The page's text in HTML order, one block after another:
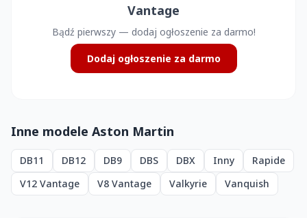
Vantage
Bądź pierwszy — dodaj ogłoszenie za darmo!
Dodaj ogłoszenie za darmo
Inne modele Aston Martin
DB11 DB12 DB9 DBS DBX Inny
Rapide
V12 Vantage
V8 Vantage Valkyrie Vanquish